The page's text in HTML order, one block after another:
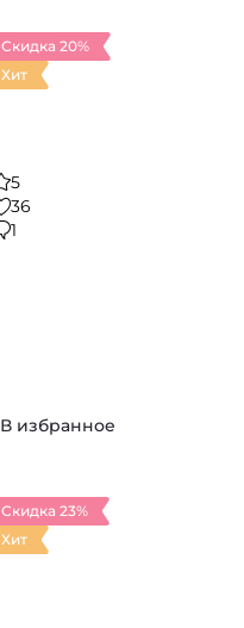
Скидка 20%
Хит
5
36
1
В избранное
Скидка 23%
Хит